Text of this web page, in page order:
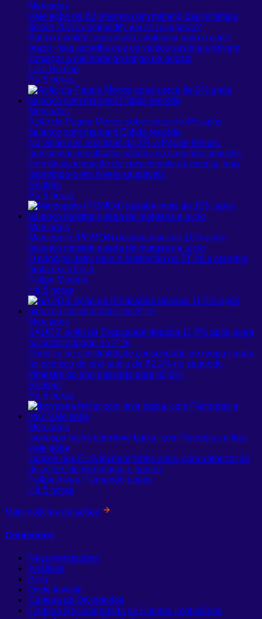
Mercados
Vale sobe na B3 mesmo com minério das mínimas
desde 2025: commodity vai se recuperar?
Banco mantém uma visão cautelosa para o curto
prazo, mas acredita que os ventos sazonais devem
começar a melhorar ao longo de agosto
Lara Rizério
Há 5 horas
Mercados
Ação da Pague Menos sobe cerca de 9% após
balanço com margem Ebitda recorde
Na visão dos analistas da XP, a Pague Menos
apresentou resultados sólidos no segundo ‌trimestre,
com desaceleração do ​crescimento da receita, mas
mantendo-o em níveis saudáveis
Reuters
Há 5 horas
Mercados
Marcopolo (POMO4) desaba mais de 10% após
balanço mostrar queda de margens e lucro
O principal fator para a frustração no 2T foi a margem
bruta mais fraca
Felipe Moreira
Há 5 horas
Mercados
SAUD3: ação da Bradsaúde desaba 11,5% após piora
na sinistralidade no 2º tri
O índice de sinistralidade consolidado do grupo criado
no começo do ano subiu de 82,2% no segundo
trimestre do ano passado para 83,8%
Reuters
Há 5 horas
Mercados
Ibovespa fecha com leve baixa, com Petrobras e Itaú;
Vale sobe
Índices nos EUA fecham fortes altas, com valorização
de ações de tecnologia e guerra
Felipe Alves, Fernando Lopes
Há 5 horas
Mais notícias de ações
Conteúdos
Recomendações
Análises
Blog
Onde Investir
Carteira de Dividendos
Carteira Recomendada de Fundos Imobiliários